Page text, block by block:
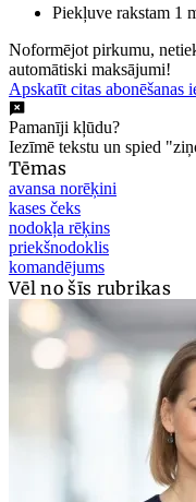
Piekļuve rakstam 1
Noformējot pirkumu,
automātiski maksājumi!
Apskatīt citas abonēšanas
Pamanīji kļūdu?
Iezīmē tekstu un spied
Tēmas
avansa norēķini
kases čeks
nodokļa rēķins
priekšnodoklis
komandējums
Vēl no šīs rubrikas